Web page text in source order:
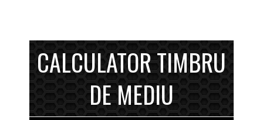
CALCULATOR TIMBRU
DE MEDIU